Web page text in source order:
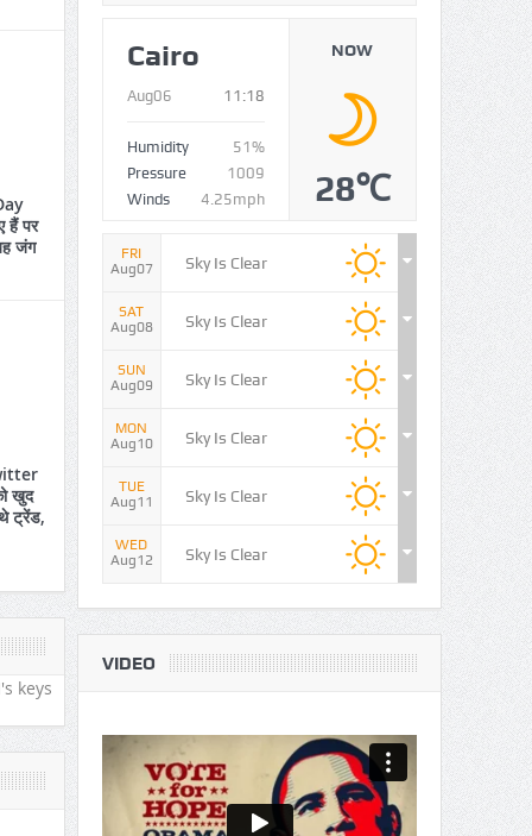
हैं पर
जंग
खुद
थे ट्रेंड,
keys
Cairo
Aug06 11:18
Humidity
51%
Pressure
1009
Winds
4.25mph
NOW
28℃
FRI
Aug07
Sky Is Clear
SAT
Aug08
Sky Is Clear
SUN
Aug09
Sky Is Clear
MON
Aug10
Sky Is Clear
TUE
Aug11
Sky Is Clear
WED
Aug12
Sky Is Clear
VIDEO